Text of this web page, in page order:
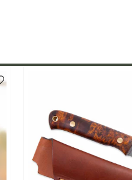
laget for å bli brukt, og med litt